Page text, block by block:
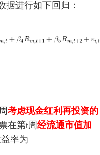
进行如下回归：
考虑现金红利再投资的
在第t周经流通市值加
率为